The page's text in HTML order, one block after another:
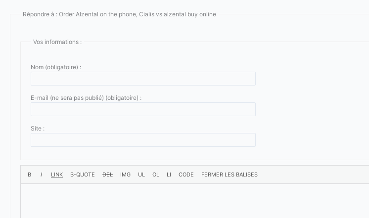
Répondre à : Order Alzental on the phone, Cialis vs alzental buy online
Vos informations :
Nom (obligatoire) :
E-mail (ne sera pas publié) (obligatoire) :
Site :